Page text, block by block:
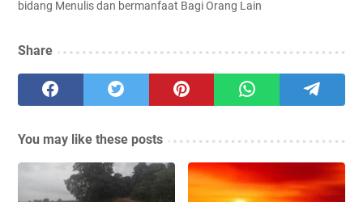
bidang Menulis dan bermanfaat Bagi Orang Lain
Share
You may like these posts